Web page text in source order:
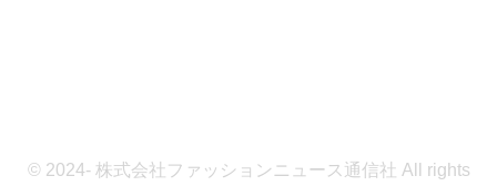
© 2024- 株式会社ファッションニュース通信社 All rights